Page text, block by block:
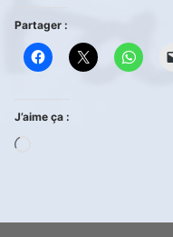
Partager :
J’aime ça :